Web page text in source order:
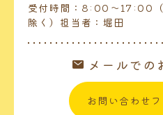
受付時間：8:00～17:00（
除く）担当者：堀田
メールでの
お問い合わせ